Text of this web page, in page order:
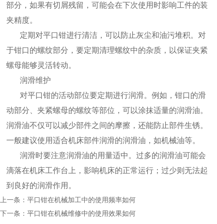
部分，如果有切屑残留，可能会在下次使用时影响工件的装
夹精度。
定期对平口钳进行清洁，可以防止灰尘和油污堆积。对
于钳口的螺纹部分，要定期清理螺纹中的杂质，以保证夹紧
螺母能够灵活转动。
润滑维护
对平口钳的活动部位要定期进行润滑。例如，钳口的滑
动部分、夹紧螺母的螺纹等部位，可以涂抹适量的润滑油。
润滑油不仅可以减少部件之间的摩擦，还能防止部件生锈。
一般建议使用适合机床部件润滑的润滑油，如机械油等。
润滑时要注意润滑油的用量适中。过多的润滑油可能会
滴落在机床工作台上，影响机床的正常运行；过少则无法起
到良好的润滑作用。
上一条： 平口钳在机械加工中的使用频率如何
下一条： 平口钳在机械维修中的使用效果如何